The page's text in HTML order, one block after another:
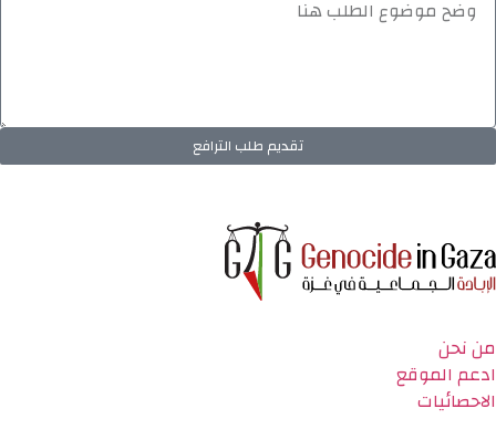
تقديم طلب الترافع
من نحن
ادعم الموقع
الاحصائيات